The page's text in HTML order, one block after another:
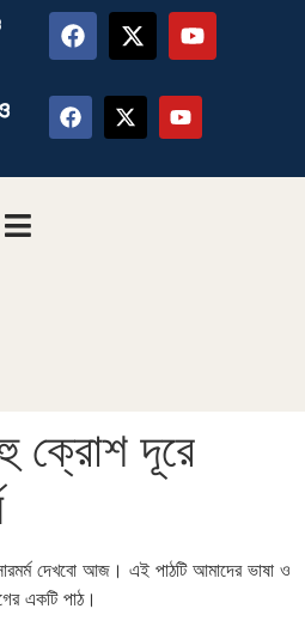
ক্রোশ দূরে
দেখবো আজ। এই পাঠটি আমাদের ভাষা ও
একটি পাঠ।